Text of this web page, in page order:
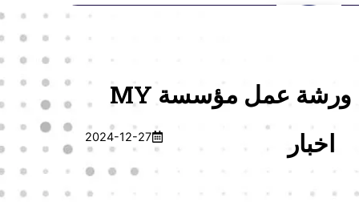
Skip
ورشة عمل مؤسسة MY
اخبار
2024-12-27